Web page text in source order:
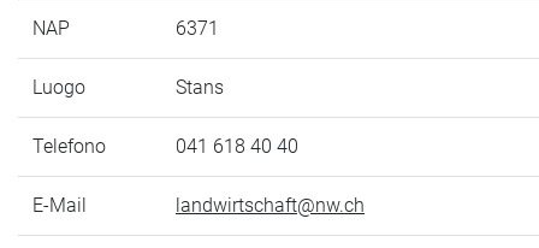
NAP 6371
Luogo Stans
Telefono 041 618 40 40
E-Mail landwirtschaft@nw.ch